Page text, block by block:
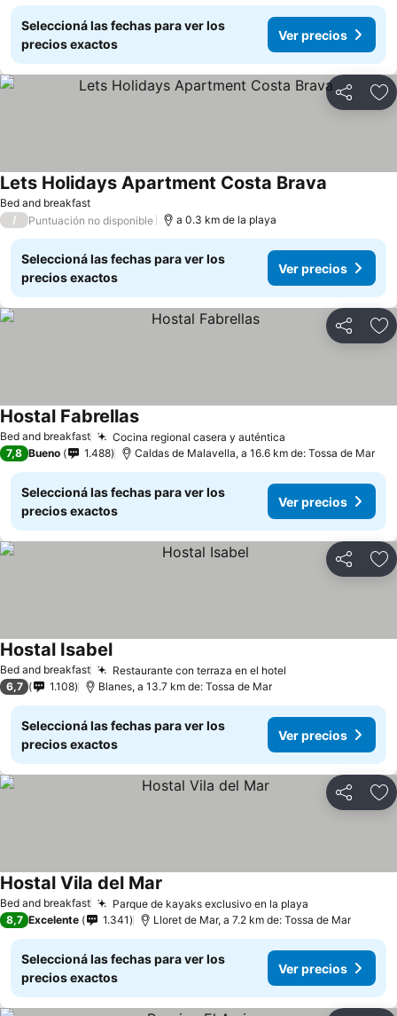
Seleccioná las fechas para ver los
precios exactos
Ver precios
Compartir
Bed and breakfast
Lets Holidays Apartment Costa Brava
/ Puntuación no disponible a 0.3 km de la playa
Seleccioná las fechas para ver los
precios exactos
Ver precios
Compartir
Bed and breakfast Cocina regional casera y auténtica
Hostal Fabrellas
7,8 Bueno 1.488 Caldas de Malavella, a 16.6 km de: Tossa de Mar
Seleccioná las fechas para ver los
precios exactos
Ver precios
Compartir
Bed and breakfast Restaurante con terraza en el hotel
Hostal Isabel
6,7 1.108 Blanes, a 13.7 km de: Tossa de Mar
Seleccioná las fechas para ver los
precios exactos
Ver precios
Compartir
Bed and breakfast Parque de kayaks exclusivo en la playa
Hostal Vila del Mar
8,7 Excelente 1.341 Lloret de Mar, a 7.2 km de: Tossa de Mar
Seleccioná las fechas para ver los
precios exactos
Ver precios